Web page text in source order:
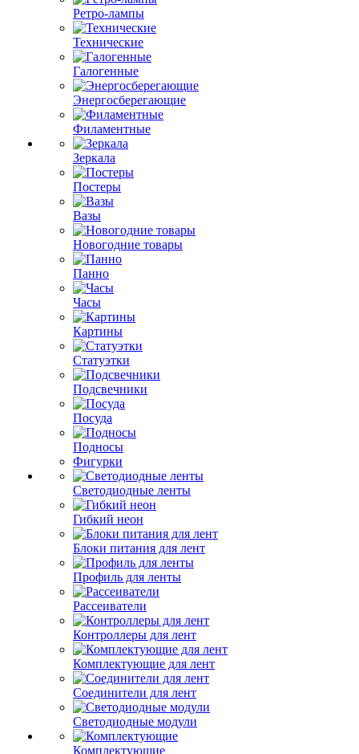
Ретро-лампы
Технические
Галогенные
Энергосберегающие
Филаментные
Зеркала
Постеры
Вазы
Новогодние товары
Панно
Часы
Картины
Статуэтки
Подсвечники
Посуда
Подносы
Фигурки
Светодиодные ленты
Гибкий неон
Блоки питания для лент
Профиль для ленты
Рассеиватели
Контроллеры для лент
Комплектующие для лент
Соединители для лент
Светодиодные модули
Комплектующие